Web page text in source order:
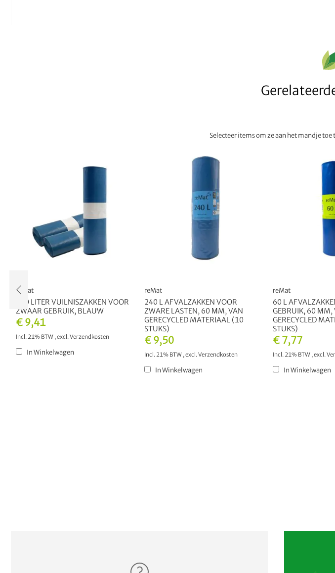
Selecteer items om ze aan het mandje toe
€ 9,41
Incl. 21% BTW ,excl.Verzendkosten
reMat
120 LITER VUILNISZAKKEN VOOR
ZWAAR GEBRUIK, BLAUW
In Winkelwagen
€ 9,50
Incl. 21% BTW ,excl.Verzendkosten
reMat
240 L AFVALZAKKEN VOOR
ZWARE LASTEN, 60 ΜM, VAN
GERECYCLED MATERIAAL (10
STUKS)
In Winkelwagen
€ 7,77
Incl. 21% BTW ,excl.
reMat
60 L
GEBRUIK, 60 ΜM,
GERECYCLED
STUKS)
In Winkelwagen